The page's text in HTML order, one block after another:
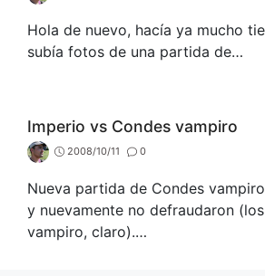
Hola de nuevo, hacía ya mucho
subía fotos de una partida de…
Imperio vs Condes vampiro
2008/10/11 0
Nueva partida de Condes
y nuevamente no defraudaron
vampiro, claro).…